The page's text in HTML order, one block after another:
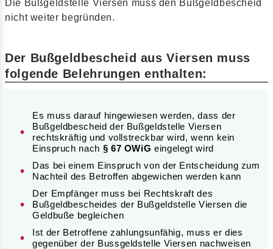
Die Bußgeldstelle Viersen muss den Bußgeldbescheid
nicht weiter begründen.
Der Bußgeldbescheid aus Viersen muss
folgende Belehrungen enthalten:
Es muss darauf hingewiesen werden, dass der
Bußgeldbescheid der Bußgeldstelle Viersen
rechtskräftig und vollstreckbar wird, wenn kein
Einspruch nach § 67 OWiG eingelegt wird
Das bei einem Einspruch von der Entscheidung zum
Nachteil des Betroffen abgewichen werden kann
Der Empfänger muss bei Rechtskraft des
Bußgeldbescheides der Bußgeldstelle Viersen die
Geldbuße begleichen
Ist der Betroffene zahlungsunfähig, muss er dies
gegenüber der Bussgeldstelle Viersen nachweisen